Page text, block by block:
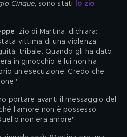
Cinque, sono stati
lo zio
, zio di Martina, dichiara:
vittima di una violenza,
tribale. Quando gli ha dato
in ginocchio e lui non ha
un’esecuzione. Credo che
portare avanti il messaggio del
l'amore non è possesso,
non era amore".